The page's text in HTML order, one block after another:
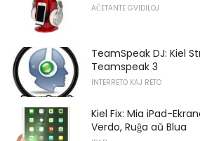
AĈETANTE GVIDILOJ
TeamSpeak DJ: Kiel
Teamspeak 3
INTERRETO KAJ RETO
Kiel Fix: Mia iPad-
Verdo, Ruĝa aŭ Blua